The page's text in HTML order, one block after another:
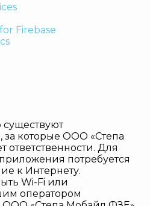
Firebase
существуют
которые ООО «Степа
ответственности. Для
потребуется
к Интернету.
Wi-Fi или
оператором